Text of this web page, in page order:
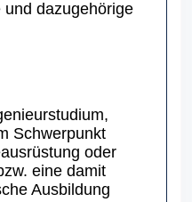
dazugehörige
Schwerpunkt
oder
eine damit
Ausbildung